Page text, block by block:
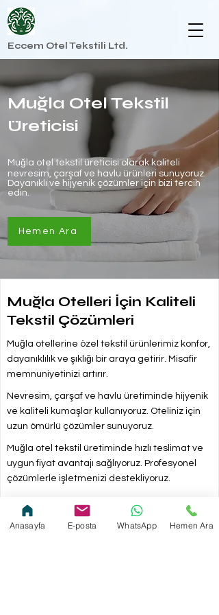
Eccem Otel Tekstili Ltd.
Muğla Otel Tekstil
Üreticisi
Muğla otel tekstil üreticisi olarak kaliteli
nevresim, çarşaf ve havlu ürünleri sunuyoruz.
Dayanıklı ve hijyenik çözümler için bizi tercih
edin.
Hemen Ara
Muğla Otelleri İçin Kaliteli
Tekstil Çözümleri
Muğla otellerine özel tekstil ürünlerimiz konfor,
dayanıklılık ve şıklığı bir araya getirir. Misafir
memnuniyetinizi artırır.
Nevresim, çarşaf ve havlu üretiminde hijyenik
ve kaliteli kumaşlar kullanıyoruz. Oteliniz için
uzun ömürlü çözümler sunuyoruz.
Muğla otel tekstil üretiminde hızlı teslimat ve
uygun fiyat avantajı sağlıyoruz. Profesyonel
çözümlerle işletmenizi destekliyoruz.
Anasayfa E-posta WhatsApp Hemen Ara